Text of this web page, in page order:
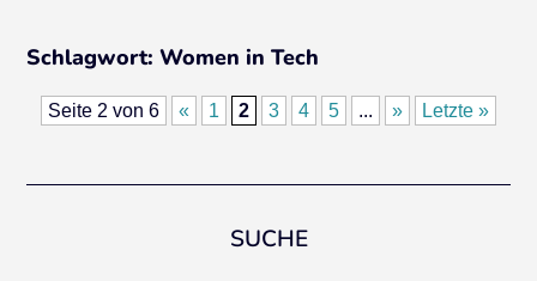
Schlagwort:Women in Tech
Seite 2 von 6 « 1 2 3 4 5 ... » Letzte »
SUCHE